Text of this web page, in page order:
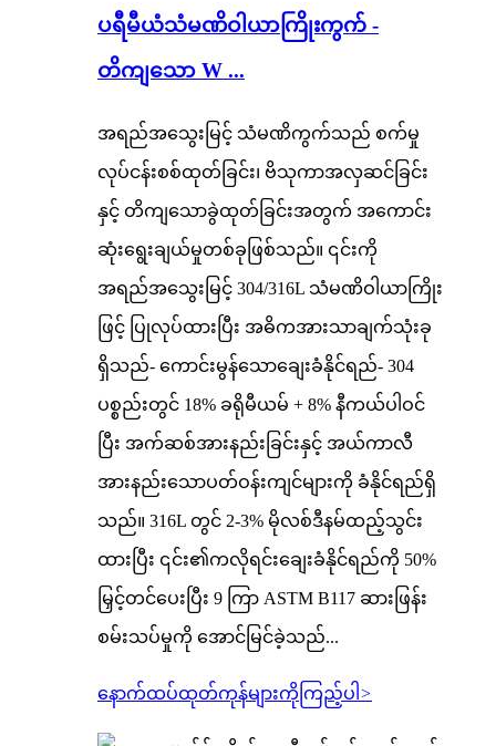
ပရီမီယံသံမဏိဝါယာကြိုးကွက် -
တိကျသော W ...
အရည်အသွေးမြင့် သံမဏိကွက်သည် စက်မှု
လုပ်ငန်းစစ်ထုတ်ခြင်း၊ ဗိသုကာအလှဆင်ခြင်း
နှင့် တိကျသောခွဲထုတ်ခြင်းအတွက် အကောင်း
ဆုံးရွေးချယ်မှုတစ်ခုဖြစ်သည်။ ၎င်းကို
အရည်အသွေးမြင့် 304/316L သံမဏိဝါယာကြိုး
ဖြင့် ပြုလုပ်ထားပြီး အဓိကအားသာချက်သုံးခု
ရှိသည်- ကောင်းမွန်သောချေးခံနိုင်ရည်- 304
ပစ္စည်းတွင် 18% ခရိုမီယမ် + 8% နီကယ်ပါဝင်
ပြီး အက်ဆစ်အားနည်းခြင်းနှင့် အယ်ကာလီ
အားနည်းသောပတ်ဝန်းကျင်များကို ခံနိုင်ရည်ရှိ
သည်။ 316L တွင် 2-3% မိုလစ်ဒီနမ်ထည့်သွင်း
ထားပြီး ၎င်း၏ကလိုရင်းချေးခံနိုင်ရည်ကို 50%
မြှင့်တင်ပေးပြီး 9 ကြာ ASTM B117 ဆားဖြန်း
စမ်းသပ်မှုကို အောင်မြင်ခဲ့သည်...
နောက်ထပ်ထုတ်ကုန်များကိုကြည့်ပါ >